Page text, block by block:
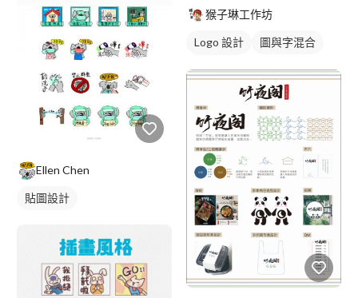
Ellen Chen
貼圖設計
猴子琳工作坊
Logo 設計
圖與字混合